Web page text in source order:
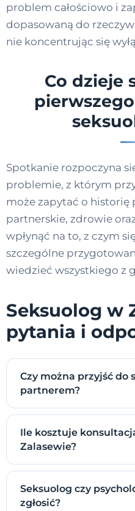
problem całościowo i
dopasowaną do
nie koncentrując się
Co dzieje
Spotkanie rozpoczyna
problemie, z którym
może zapytać o historię
partnerskie, zdrowie
wpłynąć na to, z czym
szczególne
wiedzieć wszystkiego z
Seksuolog w
pytania i
Czy można przyjść do
partnerem?
Ile kosztuje
Zalasewie?
Seksuolog czy
zgłosić?